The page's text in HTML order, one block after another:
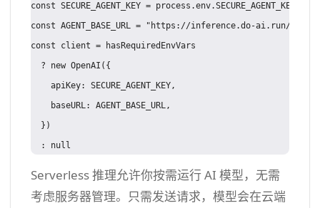
const SECURE_AGENT_KEY = process.env.SECURE_AGENT_KEY
const AGENT_BASE_URL = "https://inference.do-ai.run/v1" //
const client = hasRequiredEnvVars
  ? new OpenAI({
    apiKey: SECURE_AGENT_KEY,
    baseURL: AGENT_BASE_URL,
  })
Serverless 推理允许你按需运行 AI 模型，无需
考虑服务器管理。只需发送请求，模型会在云端